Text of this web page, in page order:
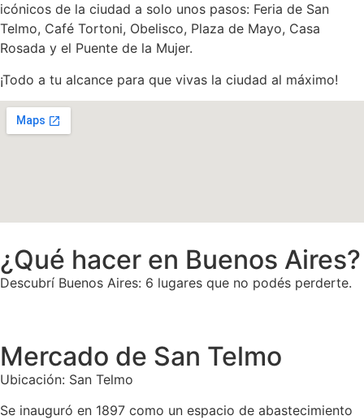
icónicos de la ciudad a solo unos pasos: Feria de San
Telmo, Café Tortoni, Obelisco, Plaza de Mayo, Casa
Rosada y el Puente de la Mujer.
¡Todo a tu alcance para que vivas la ciudad al máximo!
¿Qué hacer en Buenos Aires?
Descubrí Buenos Aires: 6 lugares que no podés perderte.
Mercado de San Telmo
Ubicación: San Telmo
Se inauguró en 1897 como un espacio de abastecimiento